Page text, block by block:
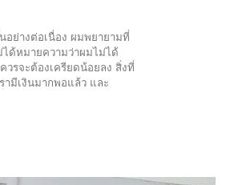
ย่างต่อเนื่อง ผมพยายามที่
ด้หมายความว่าผมไม่ได้
วรจะต้องเครียดน้อยลง สิ่งที่
มีเงินมากพอแล้ว และ